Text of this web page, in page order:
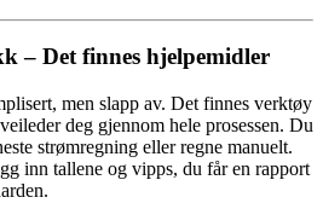
– Det finnes hjelpemidler
men slapp av. Det finnes verktøy
deg gjennom hele prosessen. Du
strømregning eller regne manuelt.
inn tallene og vipps, du får en rapport